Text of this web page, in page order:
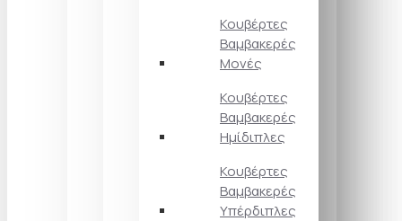
Κουβέρτες
Βαμβακερές
Μονές
Κουβέρτες
Βαμβακερές
Ημίδιπλες
Κουβέρτες
Βαμβακερές
Υπέρδιπλες